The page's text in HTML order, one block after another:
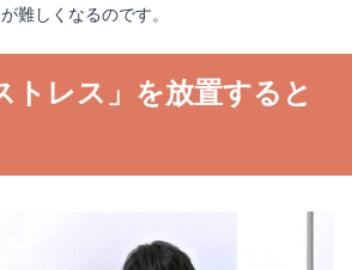
難しくなるのです。
トレス」を放置すると